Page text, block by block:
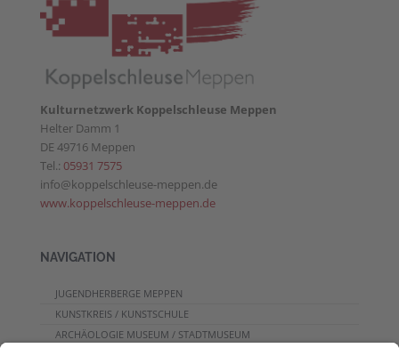
Kulturnetzwerk Koppelschleuse Meppen
Helter Damm 1
DE 49716 Meppen
Tel.: 05931 7575
info@koppelschleuse-meppen.de
www.koppelschleuse-meppen.de
NAVIGATION
JUGENDHERBERGE MEPPEN
KUNSTKREIS / KUNSTSCHULE
ARCHÄOLOGIE MUSEUM / STADTMUSEUM